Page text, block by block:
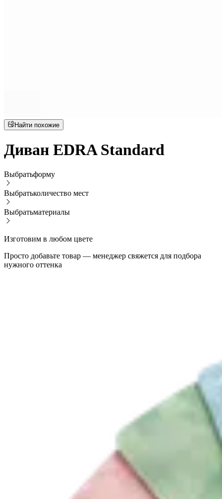
Найти похожие
Диван EDRA Standard
Выбратьформу
Выбратьколичество мест
Выбратьматериалы
Изготовим в любом цвете
Просто добавьте товар — менеджер свяжется для подбора
нужного оттенка